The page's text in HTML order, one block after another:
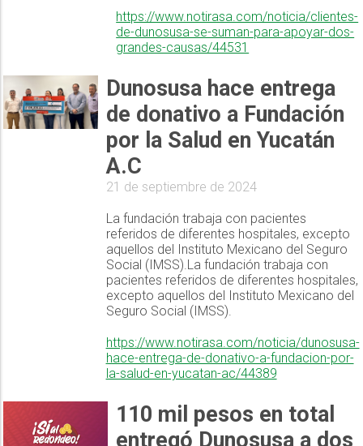
https://www.notirasa.com/noticia/clientes-
de-dunosusa-se-suman-para-apoyar-dos-
grandes-causas/44531
Dunosusa hace entrega
de donativo a Fundación
por la Salud en Yucatán
A.C
21 de septiembre de 2024
La fundación trabaja con pacientes
referidos de diferentes hospitales, excepto
aquellos del Instituto Mexicano del Seguro
Social (IMSS).La fundación trabaja con
pacientes referidos de diferentes hospitales,
excepto aquellos del Instituto Mexicano del
Seguro Social (IMSS).
https://www.notirasa.com/noticia/dunosusa-
hace-entrega-de-donativo-a-fundacion-por-
la-salud-en-yucatan-ac/44389
110 mil pesos en total
entregó Dunosusa a dos